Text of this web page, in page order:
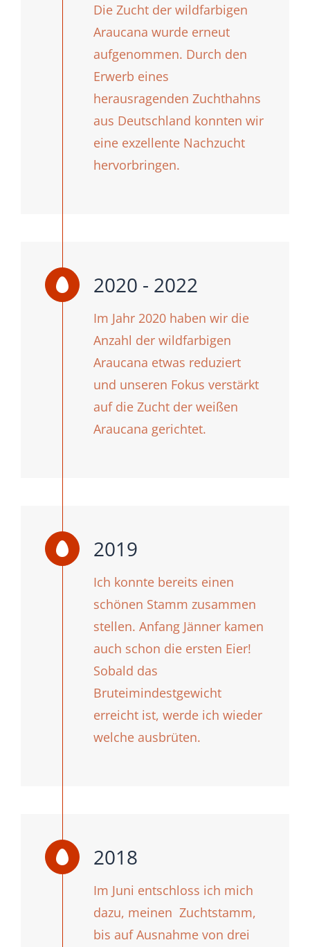
Die Zucht der wildfarbigen
Araucana wurde erneut
aufgenommen. Durch den
Erwerb eines
herausragenden Zuchthahns
aus Deutschland konnten wir
eine exzellente Nachzucht
hervorbringen.
2020 - 2022
Im Jahr 2020 haben wir die
Anzahl der wildfarbigen
Araucana etwas reduziert
und unseren Fokus verstärkt
auf die Zucht der weißen
Araucana gerichtet.
2019
Ich konnte bereits einen
schönen Stamm zusammen
stellen. Anfang Jänner kamen
auch schon die ersten Eier!
Sobald das
Bruteimindestgewicht
erreicht ist, werde ich wieder
welche ausbrüten.
2018
Im Juni entschloss ich mich
dazu, meinen Zuchtstamm,
bis auf Ausnahme von drei